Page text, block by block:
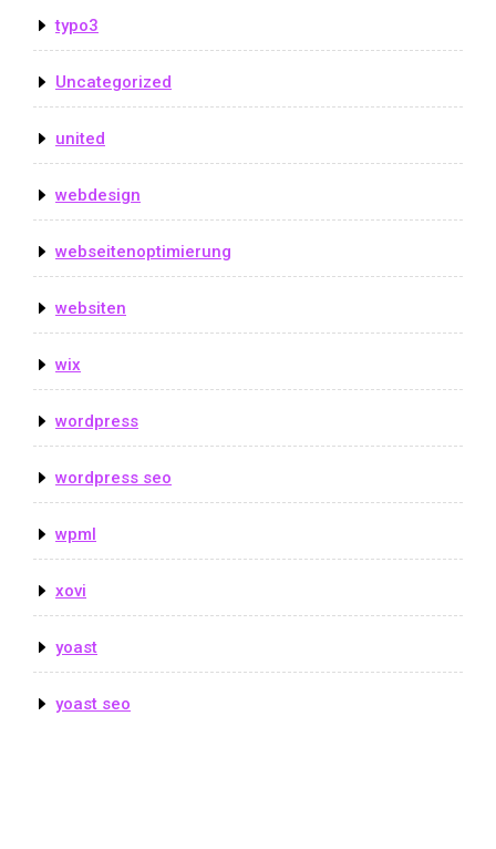
typo3
Uncategorized
united
webdesign
webseitenoptimierung
websiten
wix
wordpress
wordpress seo
wpml
xovi
yoast
yoast seo